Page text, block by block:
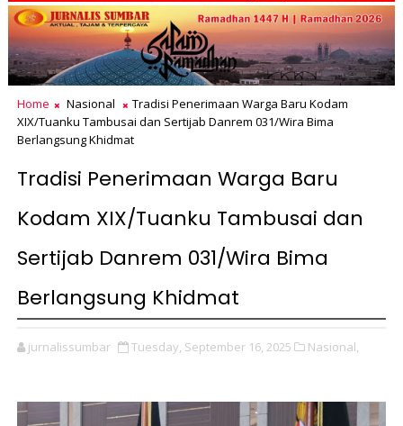
Home Nasional
Tradisi Penerimaan Warga Baru Kodam
XIX/Tuanku Tambusai dan Sertijab Danrem 031/Wira Bima
Berlangsung Khidmat ‎
Tradisi Penerimaan Warga Baru
Kodam XIX/Tuanku Tambusai dan
Sertijab Danrem 031/Wira Bima
Berlangsung Khidmat ‎
jurnalissumbar Tuesday, September 16, 2025 Nasional,